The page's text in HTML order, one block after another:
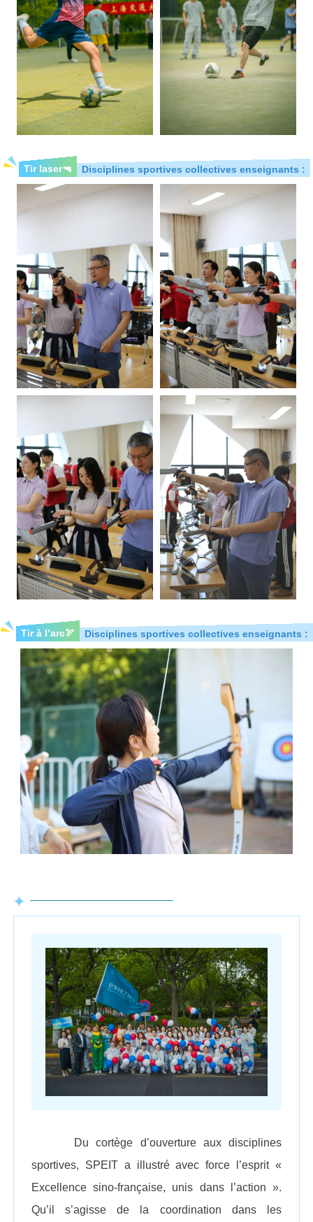
Tir laser🔫 Disciplines sportives collectives enseignants :
Tir à l’arc🏹 Disciplines sportives collectives enseignants :
Du cortège d’ouverture aux disciplines
sportives, SPEIT a illustré avec force l’esprit «
Excellence sino-française, unis dans l’action ».
Qu’il s’agisse de la coordination dans les